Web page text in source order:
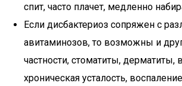
спит, часто плачет, медленно
Если дисбактериоз сопряжен с
авитаминозов, то возможны и
частности, стоматиты, дерматиты,
хроническая усталость,